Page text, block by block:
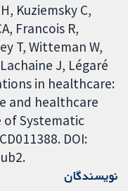
Kuziemsky C,
Francois R,
T, Witteman W,
J, Légaré
in healthcare:
and healthcare
of Systematic
DOI:
نویسندگان